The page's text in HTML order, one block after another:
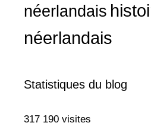
néerlandais
néerlandais
Statistiques du blog
317 190 visites